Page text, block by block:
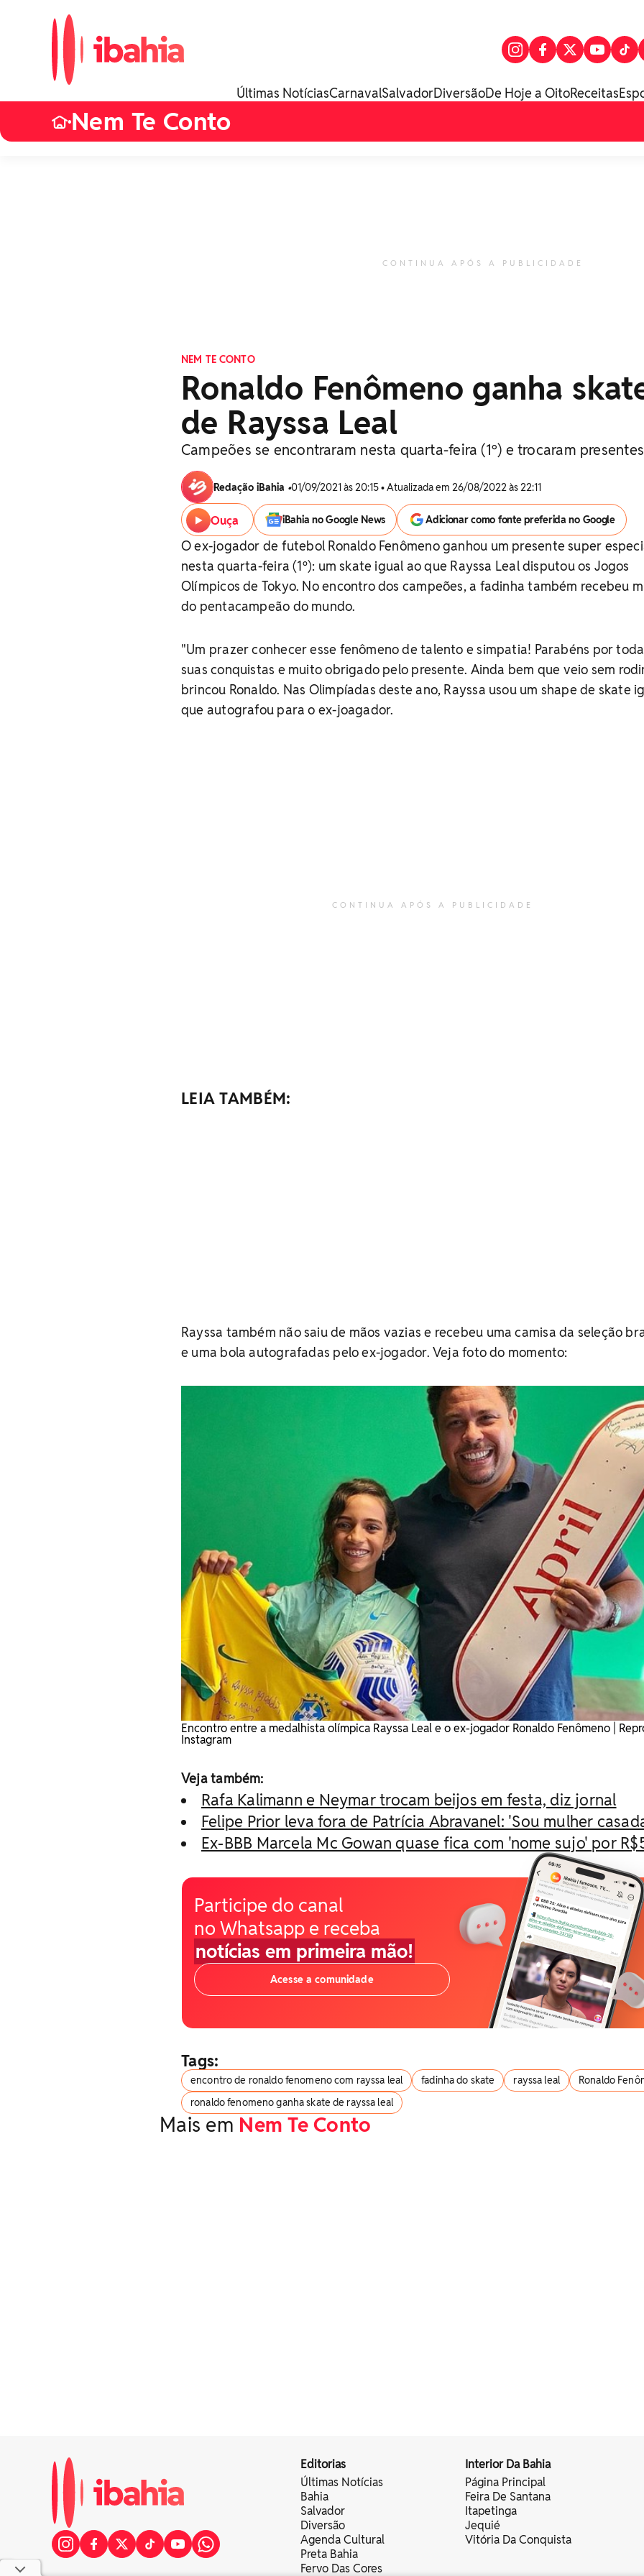
Últimas NotíciasCarnavalSalvadorDiversãoDe Hoje a OitoReceitas
•Nem Te Conto
CONTINUA APÓS A PUBLICIDADE
NEM TE CONTO
Ronaldo Fenômeno ganha
de Rayssa Leal
Campeões se encontraram nesta quarta-feira (1º) e trocaram presentes
Redação iBahia •01/09/2021 às 20:15 • Atualizada em 26/08/2022 às 22:11
Ouça iBahia no Google News Adicionar como fonte preferida no Google
O ex-jogador de futebol Ronaldo Fenômeno ganhou um presente super
nesta quarta-feira (1º): um skate igual ao que Rayssa Leal disputou os Jogos
Olímpicos de Tokyo. No encontro dos campeões, a fadinha também recebeu
do pentacampeão do mundo.
"Um prazer conhecer esse fenômeno de talento e simpatia! Parabéns por
suas conquistas e muito obrigado pelo presente. Ainda bem que veio sem
brincou Ronaldo. Nas Olimpíadas deste ano, Rayssa usou um shape de skate
que autografou para o ex-joagador.
CONTINUA APÓS A PUBLICIDADE
LEIA TAMBÉM:
Rayssa também não saiu de mãos vazias e recebeu uma camisa da seleção
e uma bola autografadas pelo ex-jogador. Veja foto do momento:
Encontro entre a medalhista olímpica Rayssa Leal e o ex-jogador Ronaldo Fenômeno |
Instagram
Veja também:
Rafa Kalimann e Neymar trocam beijos em festa, diz jornal
Felipe Prior leva fora de Patrícia Abravanel: 'Sou mulher
Ex-BBB Marcela Mc Gowan quase fica com 'nome sujo' por
Participe do canal
no Whatsapp e receba
notícias em primeira mão!
Acesse a comunidade
Tags:
encontro de ronaldo fenomeno com rayssa leal fadinha do skate rayssa leal
Ronaldo
ronaldo fenomeno ganha skate de rayssa leal
Mais em Nem Te Conto
Editorias
Últimas Notícias
Bahia
Salvador
Diversão
Agenda Cultural
Preta Bahia
Fervo Das Cores
Interior Da Bahia
Página Principal
Feira De Santana
Itapetinga
Jequié
Vitória Da Conquista